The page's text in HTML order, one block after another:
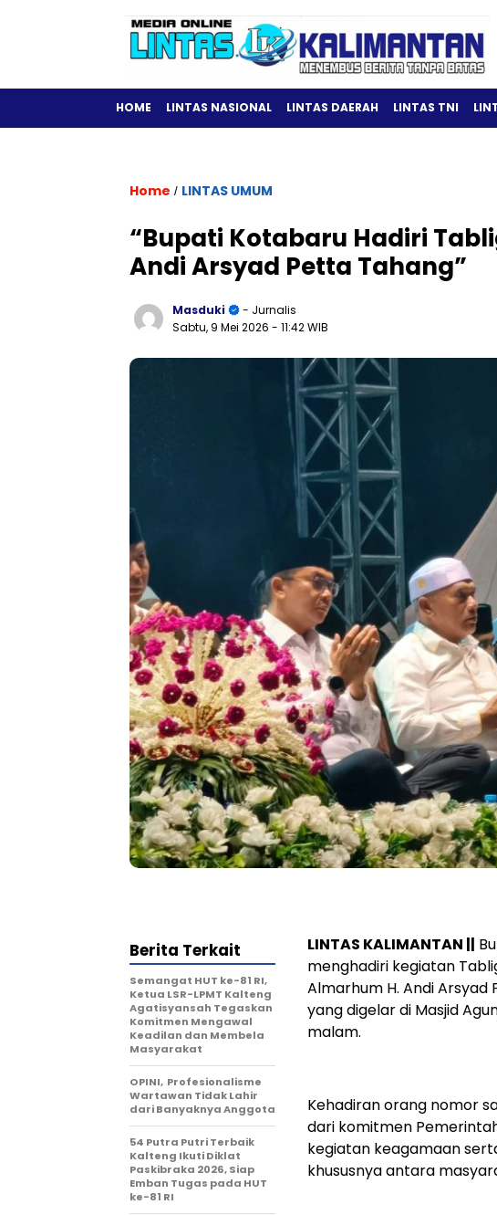
HOME LINTAS NASIONAL LINTAS DAERAH LINTAS TNI
Home / LINTAS UMUM
“Bupati Kotabaru Hadiri
Andi Arsyad Petta Tahang”
Masduki
- Jurnalis
Sabtu, 9 Mei 2026 - 11:42 WIB
LINTAS KALIMANTAN ||
menghadiri kegiatan
Almarhum H. Andi
yang digelar di Masjid
malam.
Kehadiran orang nomor
dari komitmen
kegiatan keagamaan
khususnya antara
Berita Terkait
Semangat HUT ke-81 RI,
Ketua LSR-LPMT Kalteng
Agatisyansah Tegaskan
Komitmen Mengawal
Keadilan dan Membela
Masyarakat
OPINI, Profesionalisme
Wartawan Tidak Lahir
dari Banyaknya Anggota
54 Putra Putri Terbaik
Kalteng Ikuti Diklat
Paskibraka 2026, Siap
Emban Tugas pada HUT
ke-81 RI